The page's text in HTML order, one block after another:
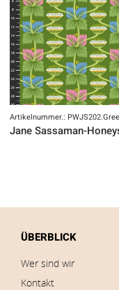
Artikelnummer.:
Jane Sassaman-
ÜBERBLICK
Wer sind wir
Kontakt